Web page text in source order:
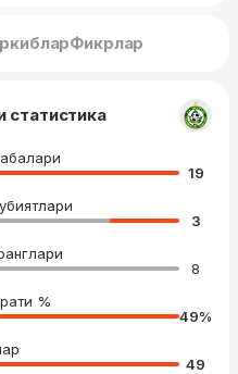
Фикрлар
статистика
19
3
8
%
49%
49